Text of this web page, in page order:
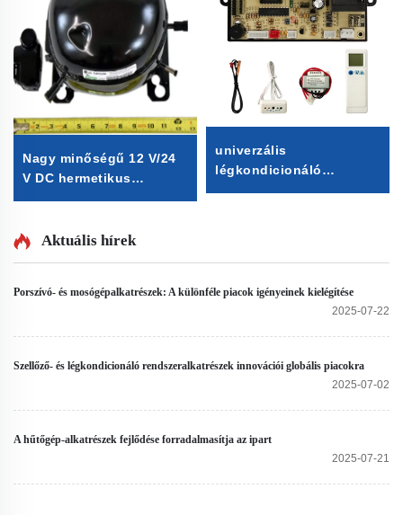
Nagy minőségű 12 V/24
V DC hermetikus
kompresszor R600A
alkatrész járműbe szerelt
univerzális
légkondicionáló
légkondicionálóhoz
Aktuális hírek
Porszívó- és mosógépalkatrészek: A különféle piacok igényeinek kielégítése
2025-07-22
Szellőző- és légkondicionáló rendszeralkatrészek innovációi globális piacokra
2025-07-02
A hűtőgép-alkatrészek fejlődése forradalmasítja az ipart
2025-07-21